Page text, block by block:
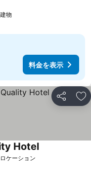
物
料金を表示
シェア お
ケーション
Hotel料金を表示